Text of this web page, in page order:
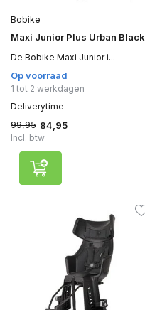
Bobike
Maxi Junior Plus Urban Black
De Bobike Maxi Junior i...
Op voorraad
1 tot 2 werkdagen
Deliverytime
99,95 84,95
Incl. btw